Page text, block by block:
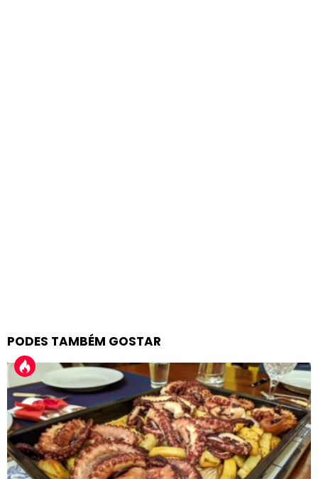
PODES TAMBÉM GOSTAR